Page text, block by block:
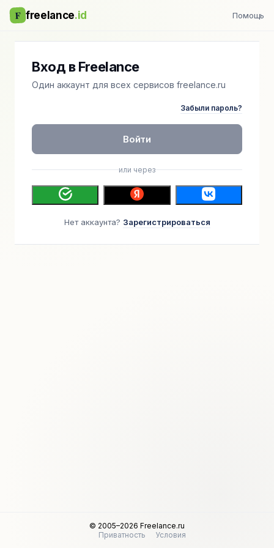
F freelance.id Помощь
Вход в Freelance
Один аккаунт для всех сервисов freelance.ru
Забыли пароль?
Войти
или через
Нет аккаунта? Зарегистрироваться
© 2005–2026 Freelance.ru
Приватность
Условия